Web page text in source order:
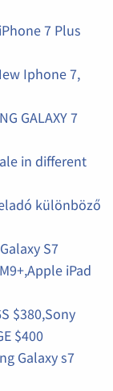
7 Plus
Iphone 7,
GALAXY 7
in different
különböző
S7
iPad
$380,Sony
$400
Galaxy s7